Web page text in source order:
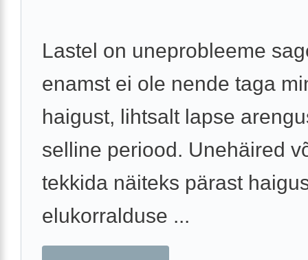
Lastel on uneprobleeme
enamst ei ole nende taga
haigust, lihtsalt lapse
selline periood. Unehäired
tekkida näiteks pärast
elukorralduse ...